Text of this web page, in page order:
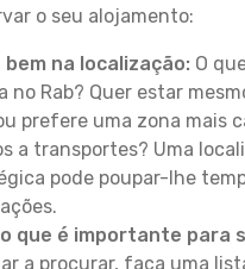
o seu alojamento:
bem na localização: O
no Rab? Quer estar
prefere uma zona mais
a transportes? Uma
pode poupar-lhe
que é importante para
a procurar, faça uma